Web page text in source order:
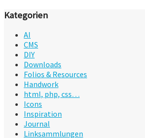
Kategorien
AI
CMS
DIY
Downloads
Folios & Resources
Handwork
html, php, css…
Icons
Inspiration
Journal
Linksammlungen